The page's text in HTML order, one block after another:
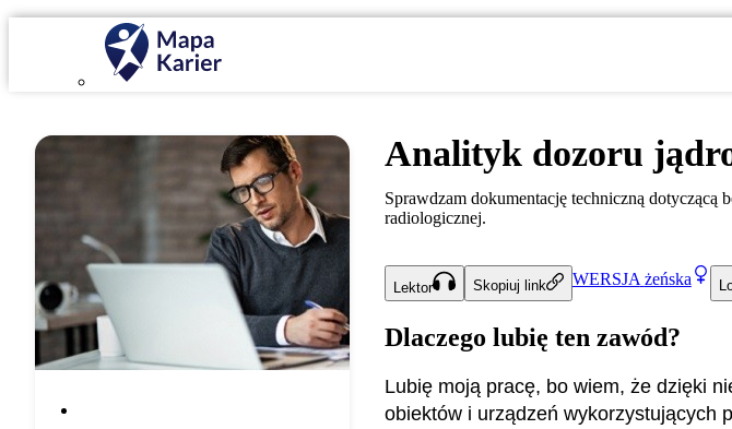
Analityk dozoru
Sprawdzam dokumentację techniczną dotyczącą
radiologicznej.
Lektor Skopiuj link WERSJA żeńska
Dlaczego lubię ten zawód?
Lubię moją pracę, bo wiem, że dzięki
obiektów i urządzeń wykorzystujących